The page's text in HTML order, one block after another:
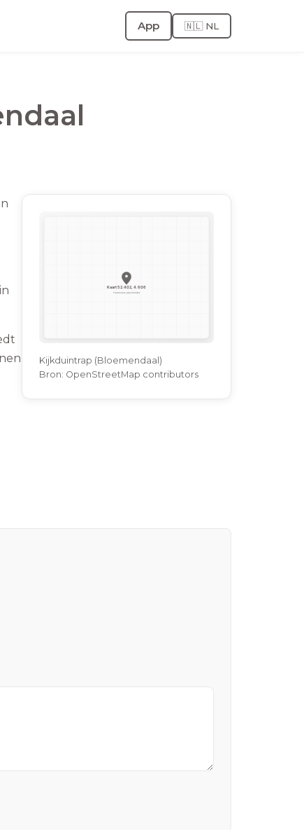
App 🇳🇱 NL
Kijkduintrap (Bloemendaal)
Bron: OpenStreetMap contributors